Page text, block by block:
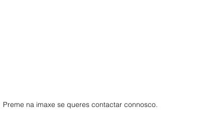
Preme na imaxe se queres contactar connosco.